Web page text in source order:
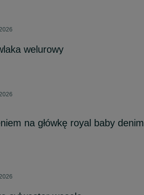
welurowy
na główkę royal baby denim